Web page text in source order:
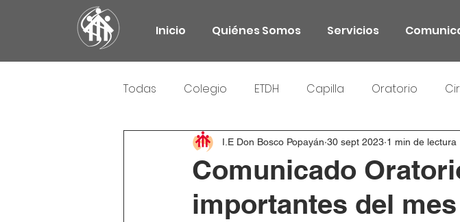
Inicio Quiénes Somos Servicios
Todas Colegio ETDH Capilla Oratorio
Responsabilidad Social
Comunicado
importantes del
I.E Don Bosco Popayán 30 sept 2023 1 min de lectura